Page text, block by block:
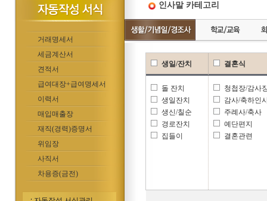
거래명세서
세금계산서
견적서
급여대장+급여명세서
이력서
매입매출장
재직(경력)증명서
위임장
사직서
차용증(금전)
인사말 카테고리
생일/잔치
돌 잔치
생일잔치
생신/칠순
경로잔치
집들이
결혼식
청첩장/감사
감사/축하인
주례사/축사
예단편지
결혼관련